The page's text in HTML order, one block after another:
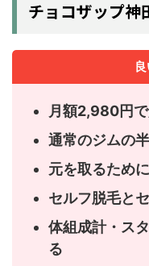
チョコザップ神
月額2,980円
通常のジムの
元を取るため
セルフ脱毛と
体組成計・ス
る